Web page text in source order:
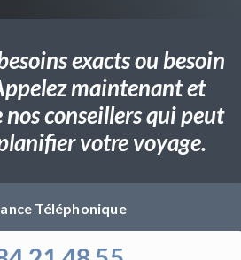
exacts ou besoin
maintenant et
conseillers qui peut
votre voyage.
Téléphonique